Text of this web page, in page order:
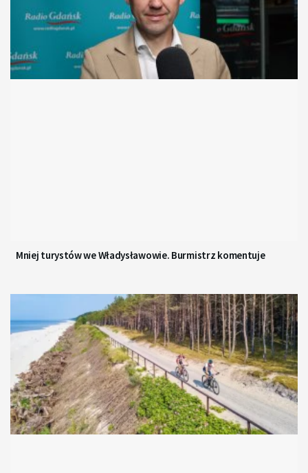
Mniej turystów we Władysławowie. Burmistrz komentuje